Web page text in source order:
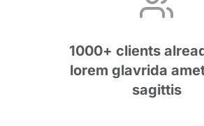
1000+ clients
lorem glavrida
sagittis